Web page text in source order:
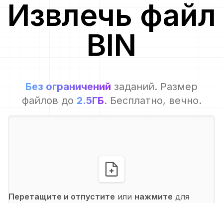
Извлечь файл
BIN
Без ограничений заданий. Размер
файлов до 2.5ГБ. Бесплатно, вечно.
Перетащите и отпустите или нажмите для